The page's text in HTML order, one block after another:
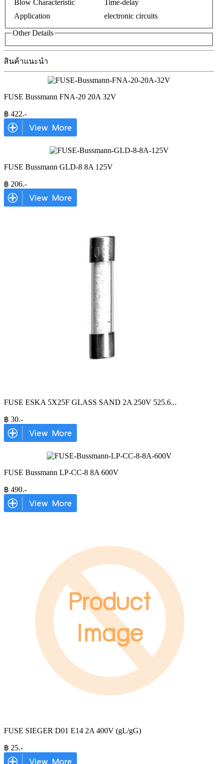
Blow Characteristic
Time-delay
Application
electronic circuits
Other Details
สินค้าแนะนำ
FUSE Bussmann FNA-20 20A 32V
฿ 422.-
FUSE Bussmann GLD-8 8A 125V
฿ 206.-
FUSE ESKA 5X25F GLASS SAND 2A 250V 525.6...
฿ 30.-
FUSE Bussmann LP-CC-8 8A 600V
฿ 490.-
FUSE SIEGER D01 E14 2A 400V (gL/gG)
฿ 25.-